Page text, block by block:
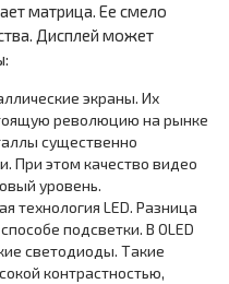
матрица. Ее смело
Дисплей может
экраны. Их
революцию на рынке
существенно
При этом качество видео
уровень.
технология LED. Разница
подсветки. В OLED
светодиоды. Такие
контрастностью,